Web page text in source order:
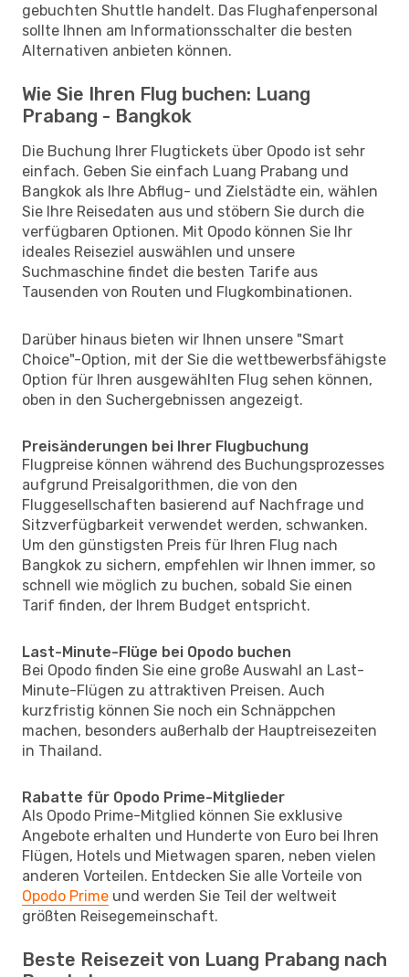
gebuchten Shuttle handelt. Das Flughafenpersonal
sollte Ihnen am Informationsschalter die besten
Alternativen anbieten können.
Wie Sie Ihren Flug buchen: Luang
Prabang - Bangkok
Die Buchung Ihrer Flugtickets über Opodo ist sehr
einfach. Geben Sie einfach Luang Prabang und
Bangkok als Ihre Abflug- und Zielstädte ein, wählen
Sie Ihre Reisedaten aus und stöbern Sie durch die
verfügbaren Optionen. Mit Opodo können Sie Ihr
ideales Reiseziel auswählen und unsere
Suchmaschine findet die besten Tarife aus
Tausenden von Routen und Flugkombinationen.
Darüber hinaus bieten wir Ihnen unsere "Smart
Choice"-Option, mit der Sie die wettbewerbsfähigste
Option für Ihren ausgewählten Flug sehen können,
oben in den Suchergebnissen angezeigt.
Preisänderungen bei Ihrer Flugbuchung
Flugpreise können während des Buchungsprozesses
aufgrund Preisalgorithmen, die von den
Fluggesellschaften basierend auf Nachfrage und
Sitzverfügbarkeit verwendet werden, schwanken.
Um den günstigsten Preis für Ihren Flug nach
Bangkok zu sichern, empfehlen wir Ihnen immer, so
schnell wie möglich zu buchen, sobald Sie einen
Tarif finden, der Ihrem Budget entspricht.
Last-Minute-Flüge bei Opodo buchen
Bei Opodo finden Sie eine große Auswahl an Last-
Minute-Flügen zu attraktiven Preisen. Auch
kurzfristig können Sie noch ein Schnäppchen
machen, besonders außerhalb der Hauptreisezeiten
in Thailand.
Rabatte für Opodo Prime-Mitglieder
Als Opodo Prime-Mitglied können Sie exklusive
Angebote erhalten und Hunderte von Euro bei Ihren
Flügen, Hotels und Mietwagen sparen, neben vielen
anderen Vorteilen. Entdecken Sie alle Vorteile von
Opodo Prime und werden Sie Teil der weltweit
größten Reisegemeinschaft.
Beste Reisezeit von Luang Prabang nach